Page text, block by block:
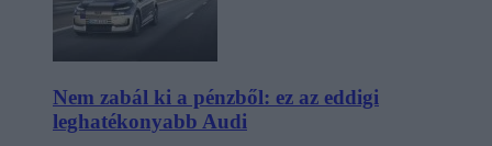
Nem zabál ki a pénzből: ez az eddigi
leghatékonyabb Audi